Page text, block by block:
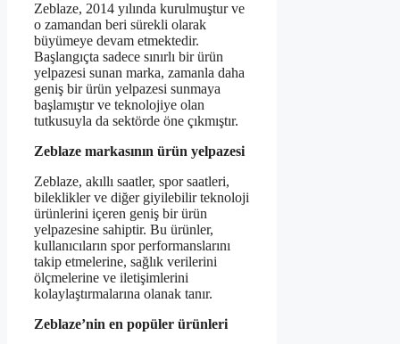
Zeblaze, 2014 yılında kurulmuştur ve
o zamandan beri sürekli olarak
büyümeye devam etmektedir.
Başlangıçta sadece sınırlı bir ürün
yelpazesi sunan marka, zamanla daha
geniş bir ürün yelpazesi sunmaya
başlamıştır ve teknolojiye olan
tutkusuyla da sektörde öne çıkmıştır.
Zeblaze markasının ürün yelpazesi
Zeblaze, akıllı saatler, spor saatleri,
bileklikler ve diğer giyilebilir teknoloji
ürünlerini içeren geniş bir ürün
yelpazesine sahiptir. Bu ürünler,
kullanıcıların spor performanslarını
takip etmelerine, sağlık verilerini
ölçmelerine ve iletişimlerini
kolaylaştırmalarına olanak tanır.
Zeblaze’nin en popüler ürünleri